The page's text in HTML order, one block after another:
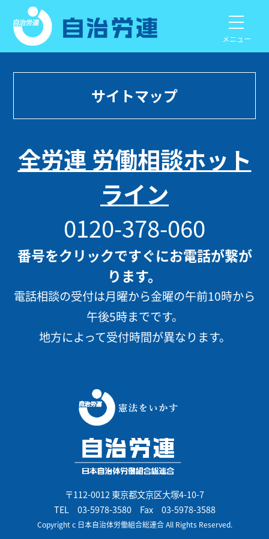
メニュー
サイトマップ
全労連 労働相談ホット
ライン
0120-378-060
番号をクリックですぐにお電話が繋が
ります。
電話相談の受付は月曜から金曜の午前10時から
午後5時までです。
地方によって受付時間が異なります。
〒112-0012 東京都文京区大塚4-10-7
TEL 03-5978-3580Fax 03-5978-3588
Copyright c 日本自治体労働組合総連合 All Rights Reserved.